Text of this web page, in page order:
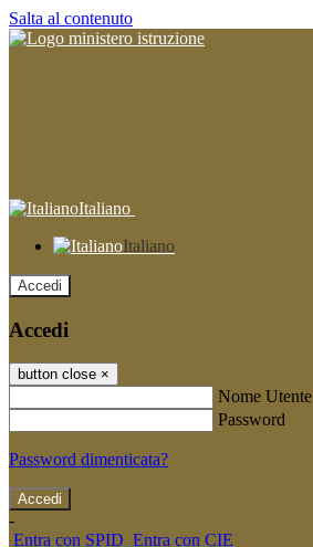
Salta al contenuto
Italiano
Italiano
Accedi
Accedi
button close ×
Nome Utente
Password
Password dimenticata?
-
Entra con SPID Entra con CIE